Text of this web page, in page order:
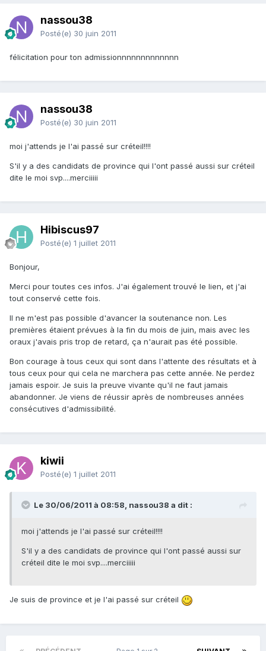
nassou38
Posté(e) 30 juin 2011
félicitation pour ton admissionnnnnnnnnnnnn
nassou38
Posté(e) 30 juin 2011
moi j'attends je l'ai passé sur créteil!!!!
S'il y a des candidats de province qui l'ont passé aussi sur créteil
dite le moi svp....merciiiii
Hibiscus97
Posté(e) 1 juillet 2011
Bonjour,
Merci pour toutes ces infos. J'ai également trouvé le lien, et j'ai
tout conservé cette fois.
Il ne m'est pas possible d'avancer la soutenance non. Les
premières étaient prévues à la fin du mois de juin, mais avec les
oraux j'avais pris trop de retard, ça n'aurait pas été possible.
Bon courage à tous ceux qui sont dans l'attente des résultats et à
tous ceux pour qui cela ne marchera pas cette année. Ne perdez
jamais espoir. Je suis la preuve vivante qu'il ne faut jamais
abandonner. Je viens de réussir après de nombreuses années
consécutives d'admissibilité.
kiwii
Posté(e) 1 juillet 2011
Le 30/06/2011 à 08:58, nassou38 a dit :
moi j'attends je l'ai passé sur créteil!!!!
S'il y a des candidats de province qui l'ont passé aussi sur
créteil dite le moi svp....merciiiii
Je suis de province et je l'ai passé sur créteil